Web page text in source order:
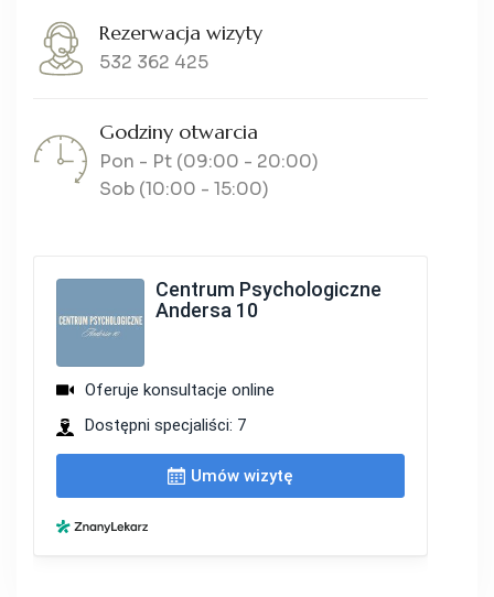
Rezerwacja wizyty
532 362 425
Godziny otwarcia
Pon - Pt (09:00 - 20:00)
Sob (10:00 - 15:00)